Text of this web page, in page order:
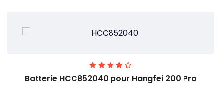
Batterie HCC852040 pour Hangfei 200 Pro